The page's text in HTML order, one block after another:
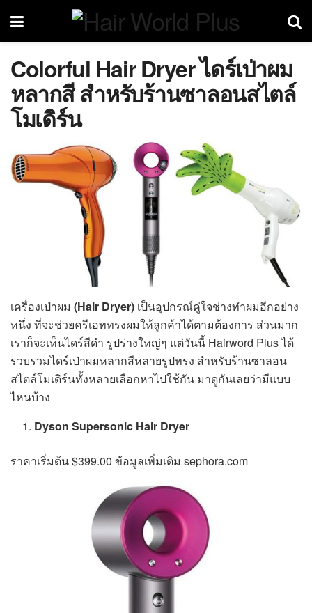
Colorful Hair Dryer ไดร์เป่าผม
หลากสี สำหรับร้านซาลอนสไตล์
โมเดิร์น
เครื่องเป่าผม (Hair Dryer) เป็นอุปกรณ์คู่ใจช่างทำผมอีกอย่าง
หนึ่ง ที่จะช่วยครีเอททรงผมให้ลูกค้าได้ตามต้องการ ส่วนมาก
เราก็จะเห็นไดร์สีดำ รูปร่างใหญ่ๆ แต่วันนี้ Hairword Plus ได้
รวบรวมไดร์เป่าผมหลากสีหลายรูปทรง สำหรับร้านซาลอน
สไตล์โมเดิร์นทั้งหลายเลือกหาไปใช้กัน มาดูกันเลยว่ามีแบบ
ไหนบ้าง
Dyson Supersonic Hair Dryer
ราคาเริ่มต้น $399.00 ข้อมูลเพิ่มเติม sephora.com